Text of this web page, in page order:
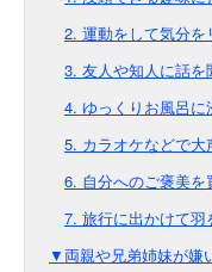
2. 運動をして気分を
3. 友人や知人に話を
4. ゆっくりお風呂
5. カラオケなどで大
6. 自分へのご褒美を
7. 旅行に出かけて羽
▼両親や兄弟姉妹が嫌